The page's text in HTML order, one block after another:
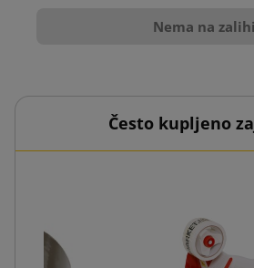
Nema na zalihi
Često kupljeno